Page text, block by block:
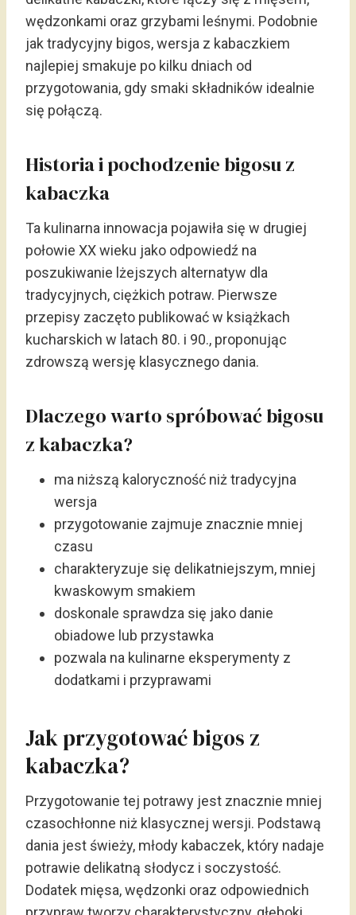
wędzonkami oraz grzybami leśnymi. Podobnie
jak tradycyjny bigos, wersja z kabaczkiem
najlepiej smakuje po kilku dniach od
przygotowania, gdy smaki składników idealnie
się połączą.
Historia i pochodzenie bigosu z
kabaczka
Ta kulinarna innowacja pojawiła się w drugiej
połowie XX wieku jako odpowiedź na
poszukiwanie lżejszych alternatyw dla
tradycyjnych, ciężkich potraw. Pierwsze
przepisy zaczęto publikować w książkach
kucharskich w latach 80. i 90., proponując
zdrowszą wersję klasycznego dania.
Dlaczego warto spróbować bigosu
z kabaczka?
ma niższą kaloryczność niż tradycyjna
wersja
przygotowanie zajmuje znacznie mniej
czasu
charakteryzuje się delikatniejszym, mniej
kwaskowym smakiem
doskonale sprawdza się jako danie
obiadowe lub przystawka
pozwala na kulinarne eksperymenty z
dodatkami i przyprawami
Jak przygotować bigos z
kabaczka?
Przygotowanie tej potrawy jest znacznie mniej
czasochłonne niż klasycznej wersji. Podstawą
dania jest świeży, młody kabaczek, który nadaje
potrawie delikatną słodycz i soczystość.
Dodatek mięsa, wędzonki oraz odpowiednich